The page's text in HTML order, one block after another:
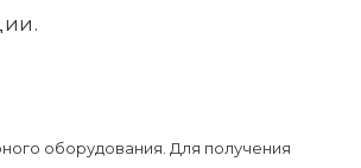
оборудования. Для получения